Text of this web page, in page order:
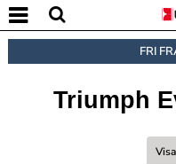
FRI
Triumph